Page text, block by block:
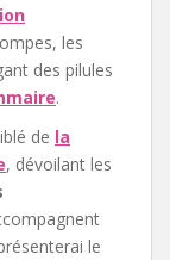
les
des pilules
.
de la
, dévoilant les
le